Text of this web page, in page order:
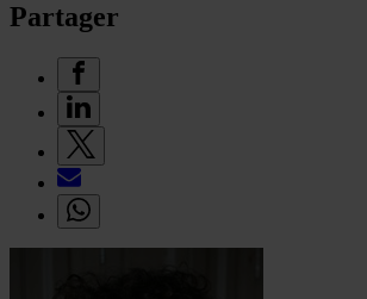
Partager